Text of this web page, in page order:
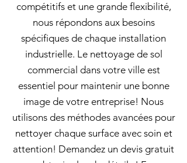
compétitifs et une grande flexibilité,
nous répondons aux besoins
spécifiques de chaque installation
industrielle. Le nettoyage de sol
commercial dans votre ville est
essentiel pour maintenir une bonne
image de votre entreprise! Nous
utilisons des méthodes avancées pour
nettoyer chaque surface avec soin et
attention! Demandez un devis gratuit